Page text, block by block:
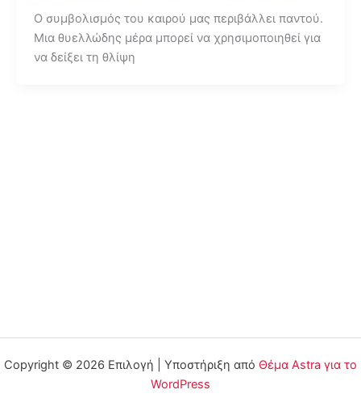
Ο συμβολισμός του καιρού μας περιβάλλει παντού.
Μια θυελλώδης μέρα μπορεί να χρησιμοποιηθεί για
να δείξει τη θλίψη
Copyright © 2026 Επιλογή | Υποστήριξη από Θέμα Astra για το
WordPress